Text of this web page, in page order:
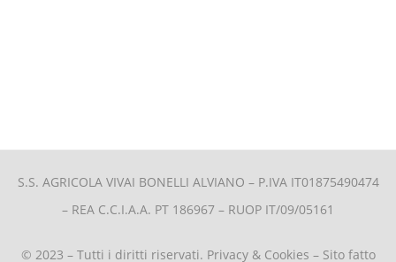
S.S. AGRICOLA VIVAI BONELLI ALVIANO – P.IVA IT01875490474
– REA C.C.I.A.A. PT 186967 – RUOP IT/09/05161
© 2023 – Tutti i diritti riservati. Privacy & Cookies – Sito fatto